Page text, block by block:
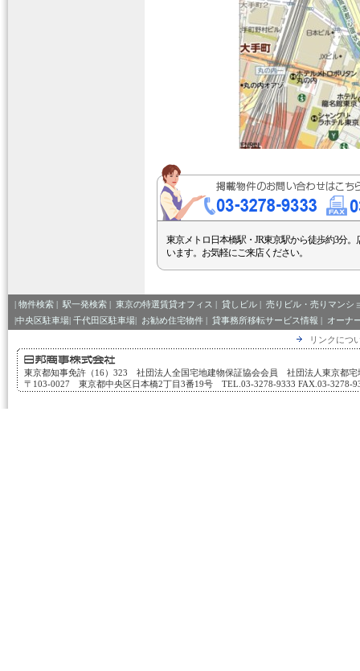
東京メトロ日本橋駅・JR東京駅から徒歩約3分。
います。お気軽にご来店ください。
| 物件検索 | 駅一発検索 | 東京の特選賃貸オフィス | 貸しビル | 売りビル・売りマンシ
|中央区駐車場| 千代田区駐車場| お勧め住宅物件 | 貸事務所移転サービス情報 | オーナ
リンクにつ
東京都知事免許（16）323 社団法人全国宅地建物保証協会会員 社団法人東京都宅
〒103-0027 東京都中央区日本橋2丁目3番19号 TEL.03-3278-9333 FAX.03-3278-